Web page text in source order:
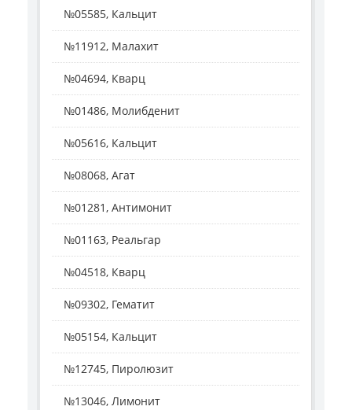
№05585, Кальцит
№11912, Малахит
№04694, Кварц
№01486, Молибденит
№05616, Кальцит
№08068, Агат
№01281, Антимонит
№01163, Реальгар
№04518, Кварц
№09302, Гематит
№05154, Кальцит
№12745, Пиролюзит
№13046, Лимонит